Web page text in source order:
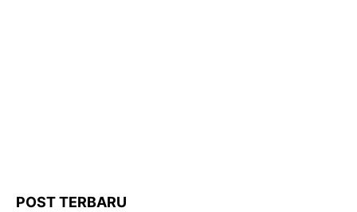
POST TERBARU